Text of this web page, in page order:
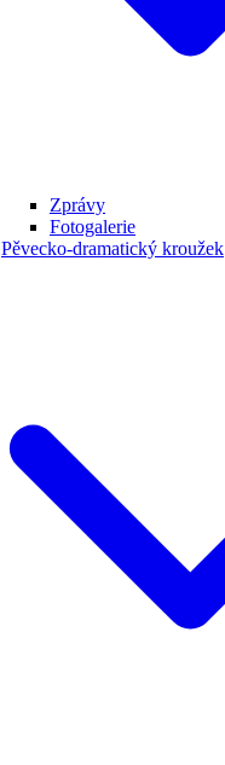
Zprávy
Fotogalerie
Pěvecko-dramatický kroužek